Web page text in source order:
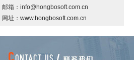
邮箱：info@hongbosoft.com.cn
网址： www.hongbosoft.com.cn